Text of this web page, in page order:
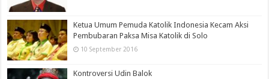
Ketua Umum Pemuda Katolik Indonesia Kecam Aksi
Pembubaran Paksa Misa Katolik di Solo
10 September 2016
Kontroversi Udin Balok